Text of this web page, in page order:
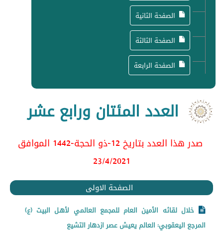
الصفحة الثانية
الصفحة الثالثة
الصفحة الرابعة
العدد المئتان ورابع عشر
صدر هذا العدد بتاريخ 12-ذو الحجة-1442 الموافق
23/4/2021
الصفحة الاولى
خلال لقائه الأمين العام للمجمع العالمي لأهـل البيت (ع)
المرجع اليعقوبي: العالم يعيش عصر ازدهار التشيع